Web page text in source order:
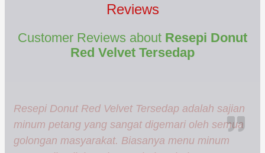
Reviews
Customer Reviews about Resepi Donut
Red Velvet Tersedap
Resepi Donut Red Velvet Tersedap adalah sajian
minum petang yang sangat digemari oleh semua
golongan masyarakat. Biasanya menu minum